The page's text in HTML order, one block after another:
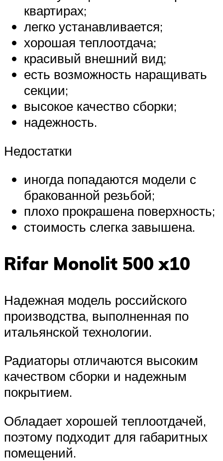
квартирах;
легко устанавливается;
хорошая теплоотдача;
красивый внешний вид;
есть возможность наращивать
секции;
высокое качество сборки;
надежность.
Недостатки
иногда попадаются модели с
бракованной резьбой;
плохо прокрашена поверхность;
стоимость слегка завышена.
Rifar Monolit 500 x10
Надежная модель российского
производства, выполненная по
итальянской технологии.
Радиаторы отличаются высоким
качеством сборки и надежным
покрытием.
Обладает хорошей теплоотдачей,
поэтому подходит для габаритных
помещений.